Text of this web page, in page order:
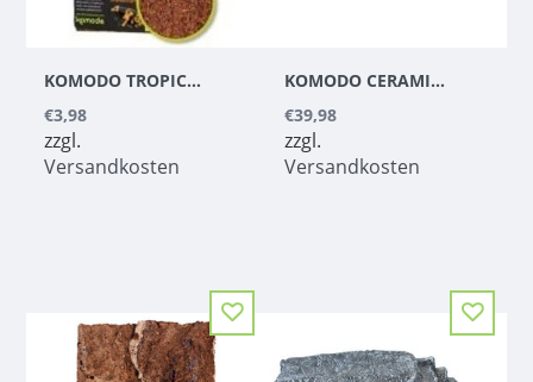
KOMODO TROPICAL TERRAIN COMPACT BRICK
€3,98
zzgl.
Versandkosten
KOMODO CERAMIC HEAT EMITTER WHITE
€39,98
zzgl.
Versandkosten